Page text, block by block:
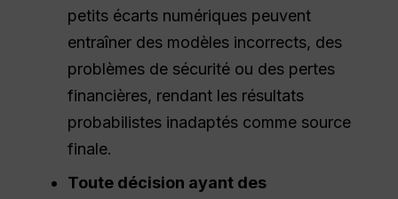
petits écarts numériques peuvent
entraîner des modèles incorrects, des
problèmes de sécurité ou des pertes
financières, rendant les résultats
probabilistes inadaptés comme source
finale.
Toute décision ayant des